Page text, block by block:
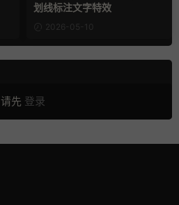
划线标注文字特效
2026-05-10
请先 登录